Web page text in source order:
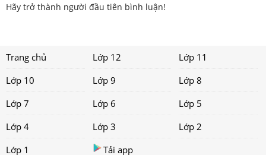
Hãy trở thành người đầu tiên bình luận!
Trang chủ Lớp 12
Lớp 11
Lớp 10
Lớp 9
Lớp 8
Lớp 7
Lớp 6
Lớp 5
Lớp 4
Lớp 3
Lớp 2
Lớp 1
Tải app